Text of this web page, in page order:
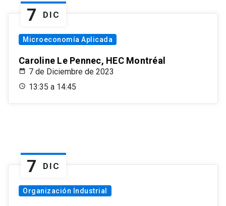
7 DIC
Microeconomía Aplicada
Caroline Le Pennec, HEC Montréal
7 de Diciembre de 2023
13:35 a 14:45
7 DIC
Organización Industrial